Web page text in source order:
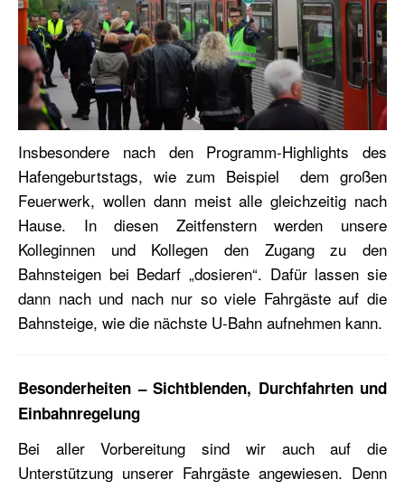
Insbesondere nach den Programm-Highlights des
Hafengeburtstags, wie zum Beispiel dem großen
Feuerwerk, wollen dann meist alle gleichzeitig nach
Hause. In diesen Zeitfenstern werden unsere
Kolleginnen und Kollegen den Zugang zu den
Bahnsteigen bei Bedarf „dosieren“. Dafür lassen sie
dann nach und nach nur so viele Fahrgäste auf die
Bahnsteige, wie die nächste U-Bahn aufnehmen kann.
Besonderheiten – Sichtblenden, Durchfahrten und
Einbahnregelung
Bei aller Vorbereitung sind wir auch auf die
Unterstützung unserer Fahrgäste angewiesen. Denn